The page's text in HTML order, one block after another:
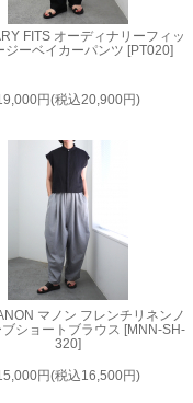
FITS オーディナリーフィッ
ジーベイカーパンツ [PT020]
円(税込20,900円)
マノン フレンチリネンノ
ショートブラウス [MNN-SH-
320]
円(税込16,500円)